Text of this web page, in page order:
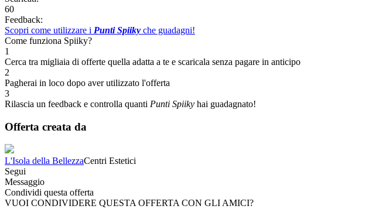
60
Feedback:
Scopri come utilizzare i Punti Spiiky che guadagni!
Come funziona Spiiky?
1
Cerca tra migliaia di offerte quella adatta a te e scaricala senza pagare in anticipo
2
Pagherai in loco dopo aver utilizzato l'offerta
3
Rilascia un feedback e controlla quanti Punti Spiiky hai guadagnato!
Offerta creata da
L'Isola della BellezzaCentri Estetici
Segui
Messaggio
Condividi questa offerta
VUOI CONDIVIDERE QUESTA OFFERTA CON GLI AMICI?